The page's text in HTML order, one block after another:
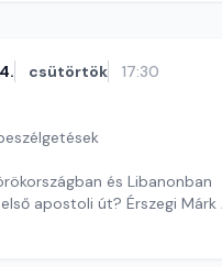
csütörtök 17:30
és Libanonban
apostoli út? Érszegi Márk